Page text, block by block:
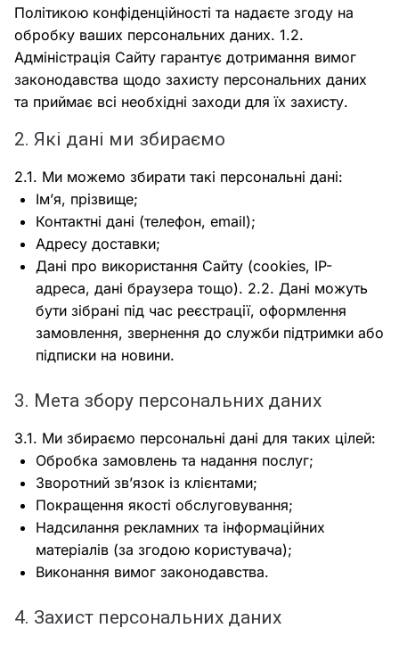
Політикою конфіденційності та надаєте згоду на
обробку ваших персональних даних. 1.2.
Адміністрація Сайту гарантує дотримання вимог
законодавства щодо захисту персональних даних
та приймає всі необхідні заходи для їх захисту.
2. Які дані ми збираємо
2.1. Ми можемо збирати такі персональні дані:
Ім’я, прізвище;
Контактні дані (телефон, email);
Адресу доставки;
Дані про використання Сайту (cookies, IP-
адреса, дані браузера тощо). 2.2. Дані можуть
бути зібрані під час реєстрації, оформлення
замовлення, звернення до служби підтримки або
підписки на новини.
3. Мета збору персональних даних
3.1. Ми збираємо персональні дані для таких цілей:
Обробка замовлень та надання послуг;
Зворотний зв’язок із клієнтами;
Покращення якості обслуговування;
Надсилання рекламних та інформаційних
матеріалів (за згодою користувача);
Виконання вимог законодавства.
4. Захист персональних даних